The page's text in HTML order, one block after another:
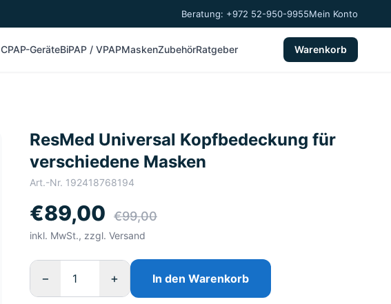
Beratung: +972 52-950-9955Mein Konto
CPAP-GeräteBiPAP / VPAPMaskenZubehörRatgeber Warenkorb
ResMed Universal Kopfbedeckung für
verschiedene Masken
Art.-Nr. 192418768194
€89,00 €99,00
inkl. MwSt., zzgl. Versand
− + In den Warenkorb